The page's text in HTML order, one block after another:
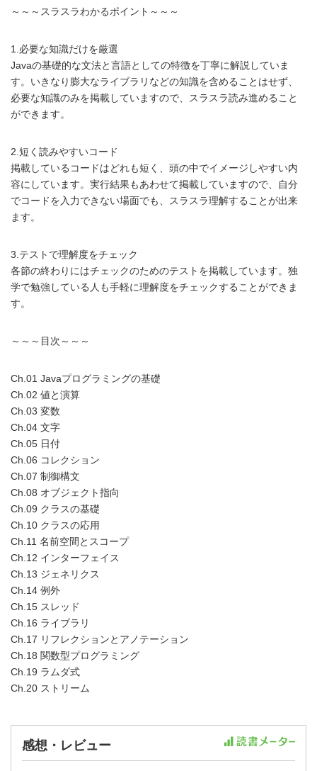
～～～スラスラわかるポイント～～～
1.必要な知識だけを厳選
Javaの基礎的な文法と言語としての特徴を丁寧に解説していま
す。いきなり膨大なライブラリなどの知識を含めることはせず、
必要な知識のみを掲載していますので、スラスラ読み進めること
ができます。
2.短く読みやすいコード
掲載しているコードはどれも短く、頭の中でイメージしやすい内
容にしています。実行結果もあわせて掲載していますので、自分
でコードを入力できない場面でも、スラスラ理解することが出来
ます。
3.テストで理解度をチェック
各節の終わりにはチェックのためのテストを掲載しています。独
学で勉強している人も手軽に理解度をチェックすることができま
す。
～～～目次～～～
Ch.01 Javaプログラミングの基礎
Ch.02 値と演算
Ch.03 変数
Ch.04 文字
Ch.05 日付
Ch.06 コレクション
Ch.07 制御構文
Ch.08 オブジェクト指向
Ch.09 クラスの基礎
Ch.10 クラスの応用
Ch.11 名前空間とスコープ
Ch.12 インターフェイス
Ch.13 ジェネリクス
Ch.14 例外
Ch.15 スレッド
Ch.16 ライブラリ
Ch.17 リフレクションとアノテーション
Ch.18 関数型プログラミング
Ch.19 ラムダ式
Ch.20 ストリーム
感想・レビュー